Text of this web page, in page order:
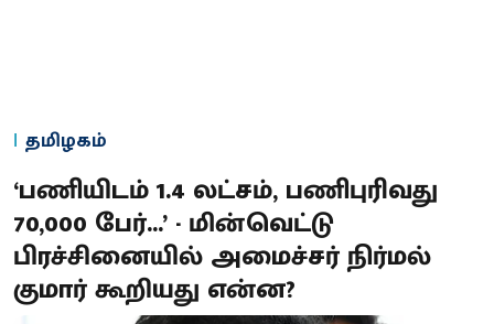
தமிழகம்
‘பணியிடம் 1.4 லட்சம், பணிபுரிவது
70,000 பேர்...’ - மின்வெட்டு
பிரச்சினையில் அமைச்சர் நிர்மல்
குமார் கூறியது என்ன?